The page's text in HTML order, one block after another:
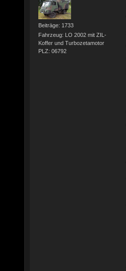
Beiträge: 1733
Fahrzeug: LO 2002 mit ZIL-
Koffer und Turbozetamotor
PLZ: 06792